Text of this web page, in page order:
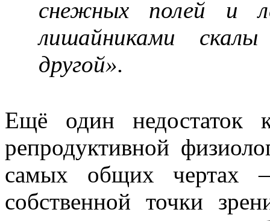
снежных полей и
лишайниками
другой».
Ещё один недостаток
репродуктивной
самых общих чертах
собственной точки